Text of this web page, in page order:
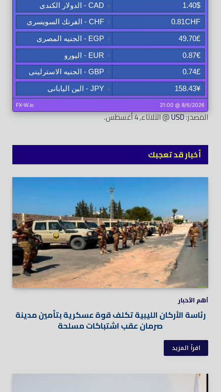
المصدر:USD@ الثلاثاء, 4 أغسطس.
أخبار قد تعجبك
أهم الأخبار
رئاسة الأركان الليبية تكلف قوة عسكرية بتأمين مدينة
صرمان عقب اشتباكات مسلحة
اقرأ المزيد